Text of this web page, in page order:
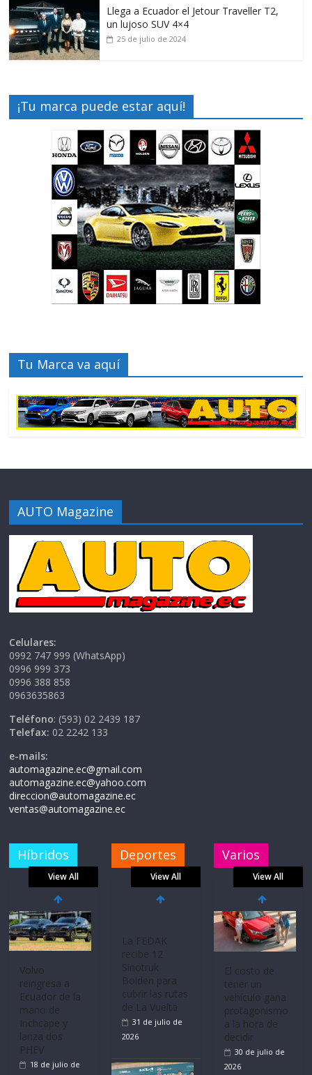
Llega a Ecuador el Jetour Traveller T2,
un lujoso SUV 4×4
25 de julio de 2024
¡Tu marca puede estar aquí!
Tu Marca va aquí
AUTO Magazine
Celulares:
0992 747 999 (WhatsApp)
0996 999 373
0996 388 858
0963635863
Teléfono: (593) 02 2439 187
Telefax: 02 2242 133
e-mails:
automagazine.ec@gmail.com
automagazine.ec@yahoo.com
direccion@automagazine.ec
ventas@automagazine.ec
Híbridos
View All
Mercado
automotor
nacional cierra
su mejor 1er
semestre en la
historia
11 de julio de
Deportes
View All
La FEDAK
recibe 12
Sinotruk
Bolden para
cubrir las rutas
31 de julio de
Varios
View All
Ultima película
‘Spider‑Man:
Brand New
Day’ pone en
escena a
BMW
29 de julio de